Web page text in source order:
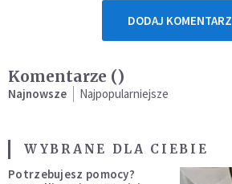
DODAJ KOMENTARZ
Komentarze ()
Najnowsze Najpopularniejsze
WYBRANE DLA CIEBIE
Potrzebujesz pomocy?